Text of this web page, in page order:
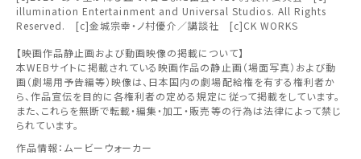
チケットの予約状況の確認及び予約を変更したい場合は、
下記リンクよりご確認ください。
予約を確認する
予約を変更する
北越
中部
近畿
中国・四国
illumination Entertainment and Universal Studios. All Rights
Reserved. [c]金城宗幸・ノ村優介／講談社 [c]CK WORKS
【映画作品静止画および動画映像の掲載について】
本WEBサイトに掲載されている映画作品の静止画（場面写真）および動
画（劇場用予告編等）映像は、日本国内の劇場配給権を有する権利者か
ら、作品宣伝を目的に各権利者の定める規定に従って掲載をしています。
また、これらを無断で転載・編集・加工・販売等の行為は法律によって禁じ
られています。
作品情報：ムービーウォーカー
閉じる
閉じる
閉じる